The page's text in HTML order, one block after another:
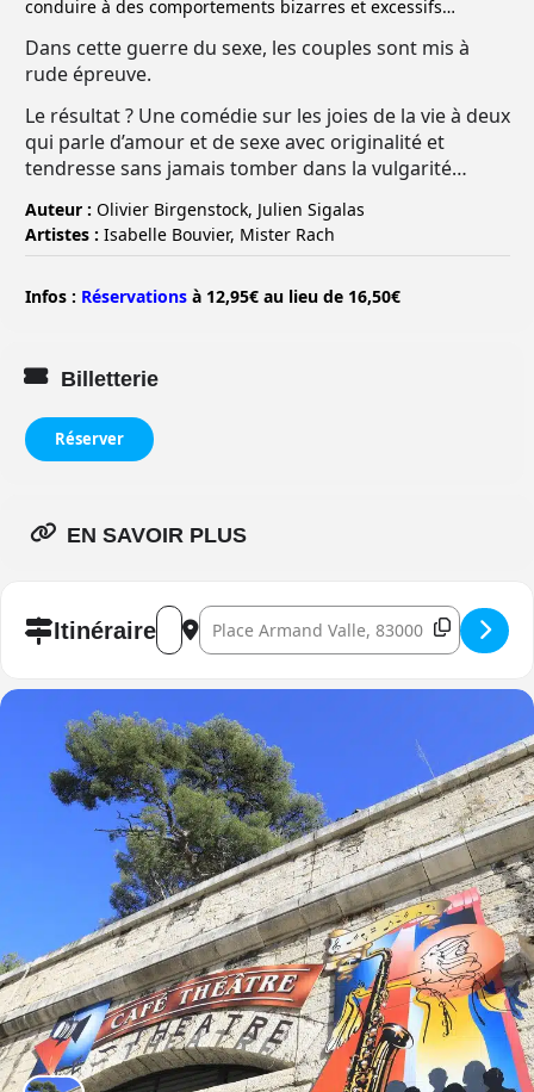
conduire à des comportements bizarres et excessifs…
Dans cette guerre du sexe, les couples sont mis à
rude épreuve.
Le résultat ? Une comédie sur les joies de la vie à deux
qui parle d’amour et de sexe avec originalité et
tendresse sans jamais tomber dans la vulgarité…
Auteur : Olivier Birgenstock, Julien Sigalas
Artistes : Isabelle Bouvier, Mister Rach
Infos : Réservations à 12,95€ au lieu de 16,50€
Billetterie
Réserver
EN SAVOIR PLUS
ItinéraireAddress - La guerre des sexes aura-t-elle lieu
Destination Address - La guerre des